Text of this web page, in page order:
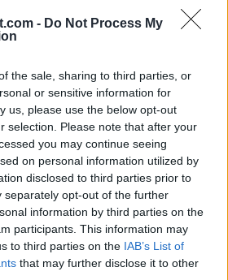
- Do Not Process My
the sale, sharing to third parties, or
or sensitive information for
us, please use the below opt-out
selection. Please note that after your
you may continue seeing
on personal information utilized by
disclosed to third parties prior to
separately opt-out of the further
information by third parties on the
participants. This information may
to third parties on the IAB’s List of
that may further disclose it to other
takaisin pelaavaan kokoonpanoon.
Seuraava artikkeli
Rasmus Kupari sopimukseen